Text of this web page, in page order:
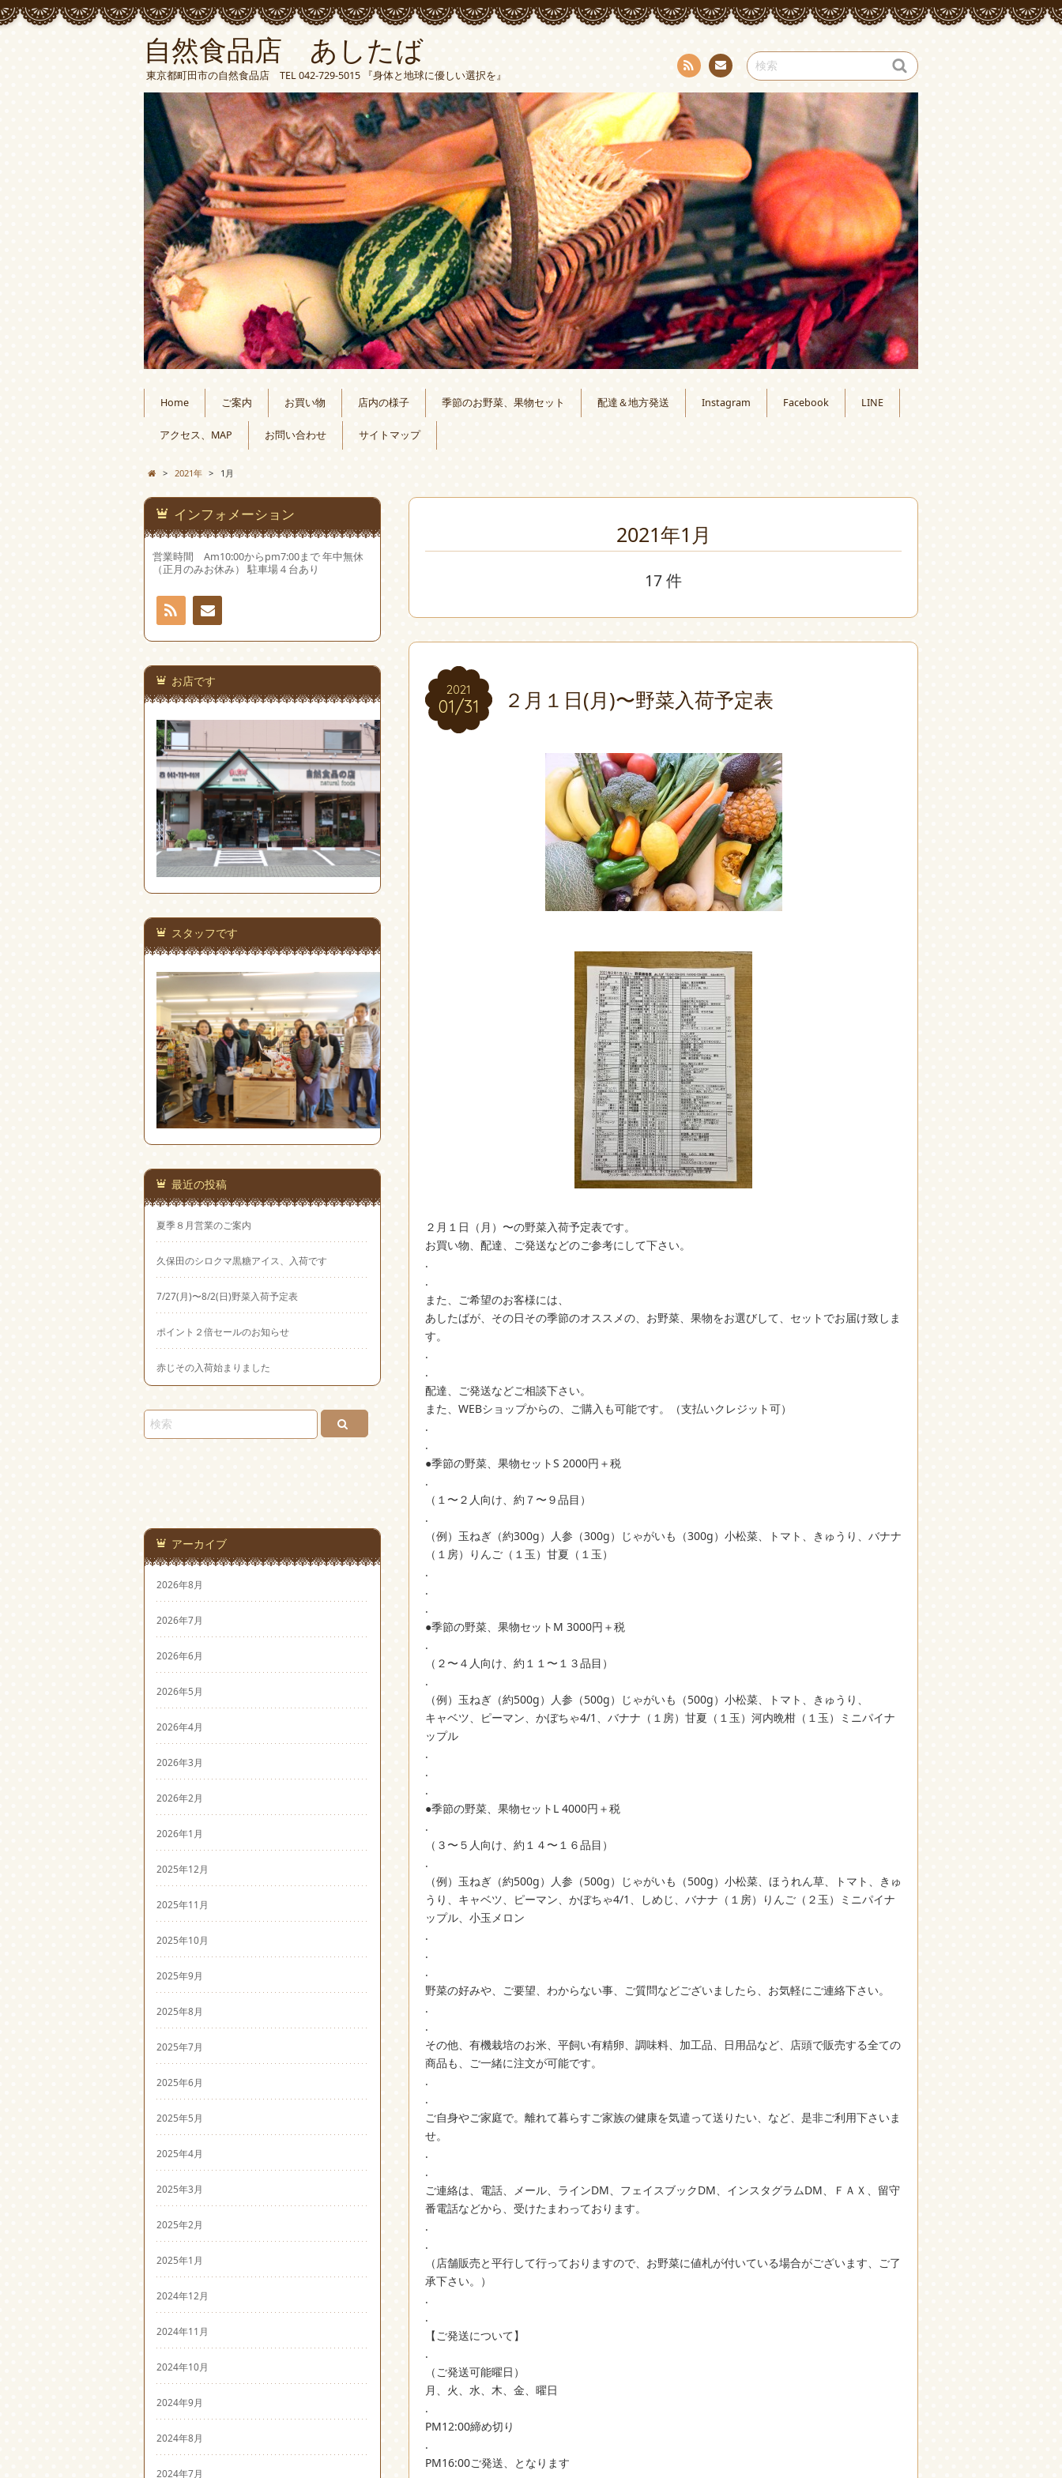
自然食品店 あしたば
東京都町田市の自然食品店 TEL 042-729-5015 『身体と地球に優しい選択を』
RSS
い合
わせ
Home ご案内 お買い物 店内の様子 季節のお野菜、果物セット 配達＆地方発送 Instagram Facebook LINE
アクセス、MAP お問い合わせ サイトマップ
> 2021年 > 1月
2021年1月
17 件
2021
01/31
2021
01/31 ２月１日(月)〜野菜入荷予定表
２月１日（月）〜の野菜入荷予定表です。
お買い物、配達、ご発送などのご参考にして下さい。
.
.
また、ご希望のお客様には、
あしたばが、その日その季節のオススメの、お野菜、果物をお選びして、セットでお届け致しま
す。
.
.
配達、ご発送などご相談下さい。
また、WEBショップからの、ご購入も可能です。（支払いクレジット可）
.
.
●季節の野菜、果物セットS 2000円＋税
.
（１〜２人向け、約７〜９品目）
.
（例）玉ねぎ（約300g）人参（300g）じゃがいも（300g）小松菜、トマト、きゅうり、バナナ
（１房）りんご（１玉）甘夏（１玉）
.
.
.
●季節の野菜、果物セットM 3000円＋税
.
（２〜４人向け、約１１〜１３品目）
.
（例）玉ねぎ（約500g）人参（500g）じゃがいも（500g）小松菜、トマト、きゅうり、
キャベツ、ピーマン、かぼちゃ4/1、バナナ（１房）甘夏（１玉）河内晩柑（１玉）ミニパイナ
ップル
.
.
.
●季節の野菜、果物セットL 4000円＋税
.
（３〜５人向け、約１４〜１６品目）
.
（例）玉ねぎ（約500g）人参（500g）じゃがいも（500g）小松菜、ほうれん草、トマト、きゅ
うり、キャベツ、ピーマン、かぼちゃ4/1、しめじ、バナナ（１房）りんご（２玉）ミニパイナ
ップル、小玉メロン
.
.
.
野菜の好みや、ご要望、わからない事、ご質問などございましたら、お気軽にご連絡下さい。
.
.
その他、有機栽培のお米、平飼い有精卵、調味料、加工品、日用品など、店頭で販売する全ての
商品も、ご一緒に注文が可能です。
.
.
ご自身やご家庭で。離れて暮らすご家族の健康を気遣って送りたい、など、是非ご利用下さいま
せ。
.
.
ご連絡は、電話、メール、ラインDM、フェイスブックDM、インスタグラムDM、ＦＡＸ、留守
番電話などから、受けたまわっております。
.
.
（店舗販売と平行して行っておりますので、お野菜に値札が付いている場合がございます、ご了
承下さい。）
.
.
【ご発送について】
.
（ご発送可能曜日）
月、火、水、木、金、曜日
.
PM12:00締め切り
.
PM16:00ご発送、となります
インフォメーション
営業時間 Am10:00からpm7:00まで 年中無休
（正月のみお休み） 駐車場４台あり
お問
い合
わせ
お店です
スタッフです
最近の投稿
夏季８月営業のご案内
久保田のシロクマ黒糖アイス、入荷です
7/27(月)〜8/2(日)野菜入荷予定表
ポイント２倍セールのお知らせ
赤じその入荷始まりました
アーカイブ
2026年8月
2026年7月
2026年6月
2026年5月
2026年4月
2026年3月
2026年2月
2026年1月
2025年12月
2025年11月
2025年10月
2025年9月
2025年8月
2025年7月
2025年6月
2025年5月
2025年4月
2025年3月
2025年2月
2025年1月
2024年12月
2024年11月
2024年10月
2024年9月
2024年8月
2024年7月